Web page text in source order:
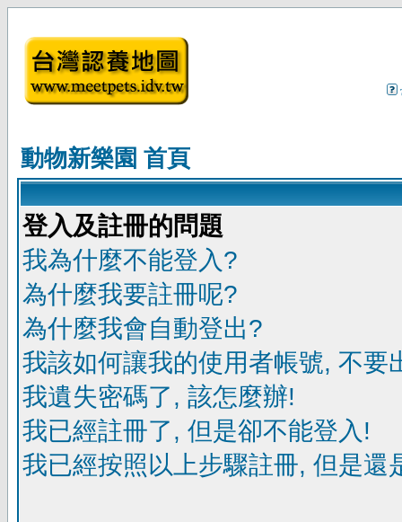
動物新樂園 首頁
登入及註冊的問題
我為什麼不能登入?
為什麼我要註冊呢?
為什麼我會自動登出?
我該如何讓我的使用者帳號, 不要
我遺失密碼了, 該怎麼辦!
我已經註冊了, 但是卻不能登入!
我已經按照以上步驟註冊, 但是還